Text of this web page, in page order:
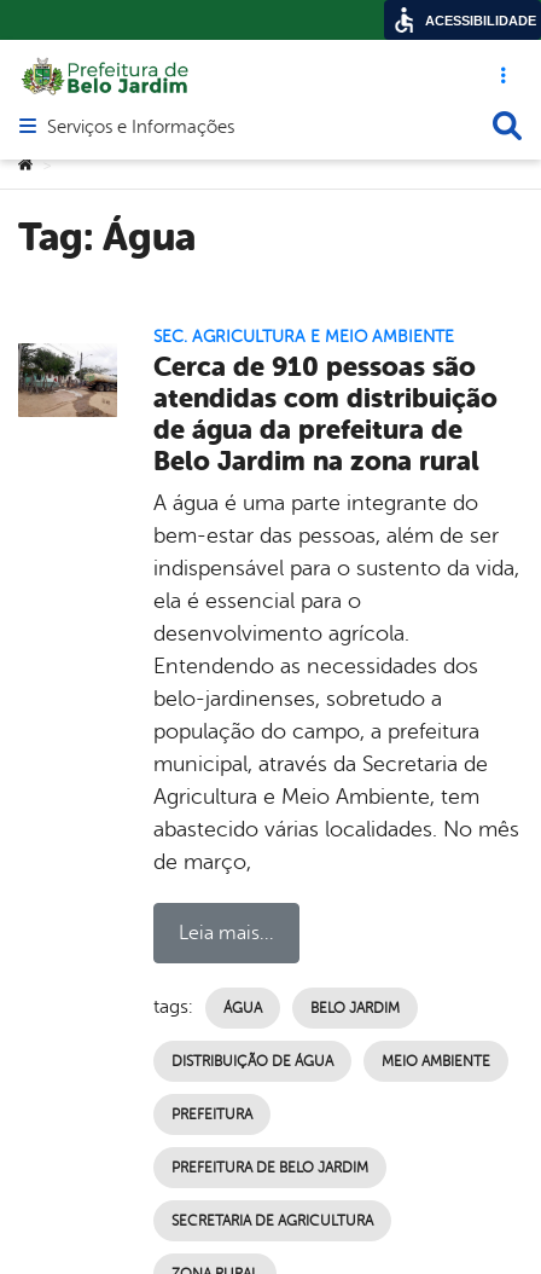
Acesso
Abrir menu principal de navegação
Serviços e Informações
Você está aqui:
>
Tag: Água
SEC. AGRICULTURA E MEIO AMBIENTE
Cerca de 910 pessoas são
atendidas com distribuição
de água da prefeitura de
Belo Jardim na zona rural
A água é uma parte integrante do
bem-estar das pessoas, além de ser
indispensável para o sustento da vida,
ela é essencial para o
desenvolvimento agrícola.
Entendendo as necessidades dos
belo-jardinenses, sobretudo a
população do campo, a prefeitura
municipal, através da Secretaria de
Agricultura e Meio Ambiente, tem
abastecido várias localidades. No mês
de março,
Leia mais...
tags: ÁGUA BELO JARDIM
DISTRIBUIÇÃO DE ÁGUA MEIO AMBIENTE
PREFEITURA
PREFEITURA DE BELO JARDIM
SECRETARIA DE AGRICULTURA
ACESSIBILIDADE